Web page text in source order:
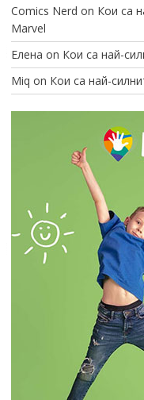
Comics Nerd on Кои са
Marvel
Елена on Кои са най-
Miq on Кои са най-